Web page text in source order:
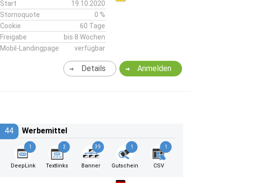
Start
19.10.2020
Stornoquote
0 %
Cookie
60 Tage
Freigabe
bis 8 Wochen
Mobil-Landingpage
verfügbar
Anmelden
Details
44 Werbemittel
1
DeepLink
2
Textlinks
39
Banner
1
Gutschein
1
CSV